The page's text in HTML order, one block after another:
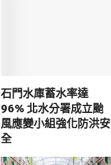
石門水庫蓄水率達
96% 北水分署成立颱
風應變小組強化防洪安
全